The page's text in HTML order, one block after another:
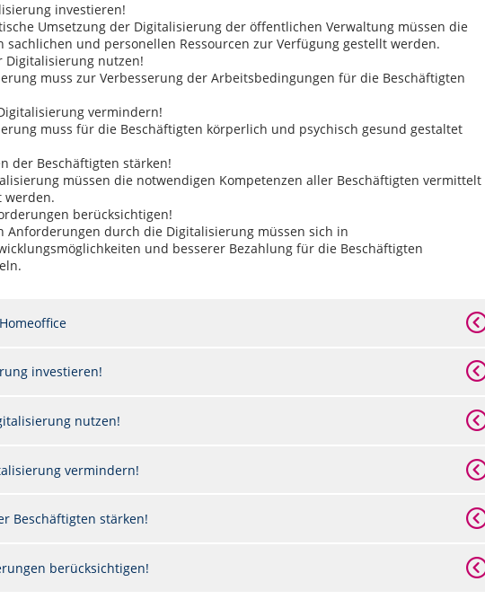
investieren!
Umsetzung der Digitalisierung der öffentlichen Verwaltung müssen die
sachlichen und personellen Ressourcen zur Verfügung gestellt werden.
Digitalisierung nutzen!
muss zur Verbesserung der Arbeitsbedingungen für die Beschäftigten
vermindern!
muss für die Beschäftigten körperlich und psychisch gesund gestaltet
der Beschäftigten stärken!
müssen die notwendigen Kompetenzen aller Beschäftigten vermittelt
werden.
berücksichtigen!
Anforderungen durch die Digitalisierung müssen sich in
und besserer Bezahlung für die Beschäftigten
investieren!
nutzen!
vermindern!
Beschäftigten stärken!
berücksichtigen!